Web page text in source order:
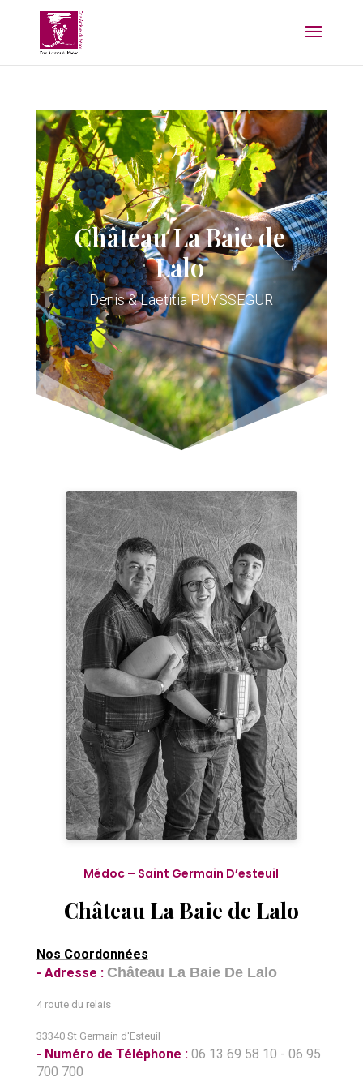
Château La Baie de
Lalo
Denis & Laetitia PUYSSEGUR
Médoc – Saint Germain D’esteuil
Château La Baie de Lalo
Nos Coordonnées
- Adresse : Château La Baie De Lalo
4 route du relais
33340 St Germain d'Esteuil
- Numéro de Téléphone : 06 13 69 58 10 - 06 95
700 700